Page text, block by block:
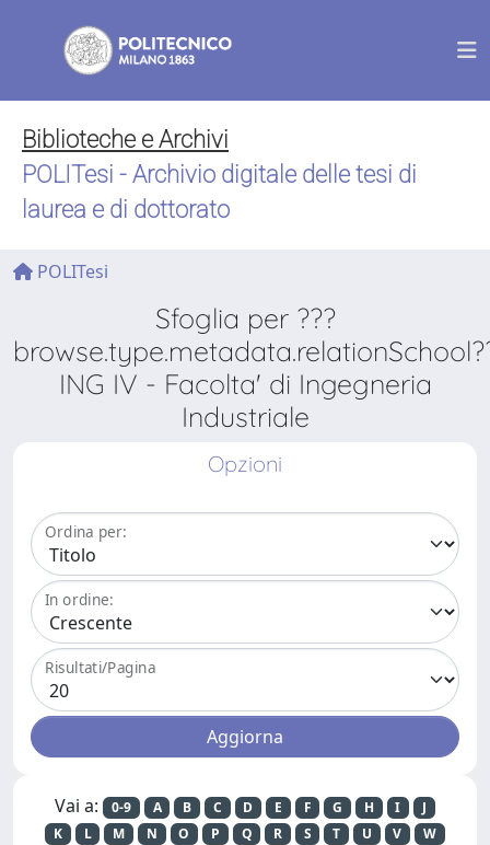
Biblioteche e Archivi
POLITesi - Archivio digitale delle tesi di
laurea e di dottorato
POLITesi
Sfoglia per ???
ING IV - Facolta' di Ingegneria
Industriale
Opzioni
Ordina per:
In ordine:
Risultati/Pagina
Vai a: 0-9 A B C D E F G H I
J
K
L M N O P Q R S T U V
W